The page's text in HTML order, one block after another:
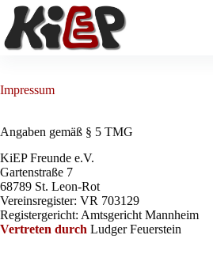
Zum
Inhalt
springen
Impressum
Angaben gemäß § 5 TMG
KiEP Freunde e.V.
Gartenstraße 7
68789 St. Leon-Rot
Vereinsregister: VR 703129
Registergericht: Amtsgericht Mannheim
Vertreten durch Ludger Feuerstein